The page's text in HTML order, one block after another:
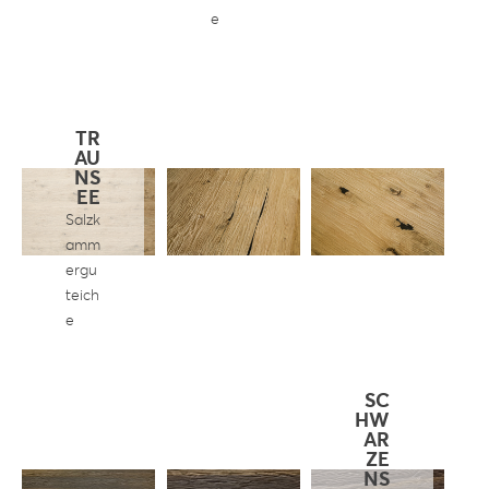
e
TR
AU
NS
EE
Salzk
amm
ergu
teich
e
SC
HW
AR
ZE
NS